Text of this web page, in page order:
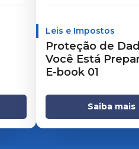
Leis e Impostos
Proteção de
Você Está
E-book 01
Saiba mais